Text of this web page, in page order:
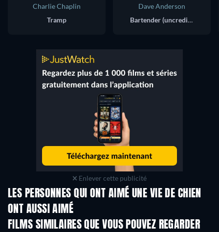
Charlie Chaplin
Tramp
Dave Anderson
Bartender (uncredited)
Enlever cette publicité
LES PERSONNES QUI ONT AIMÉ UNE VIE DE CHIEN
ONT AUSSI AIMÉ
FILMS SIMILAIRES QUE VOUS POUVEZ REGARDER